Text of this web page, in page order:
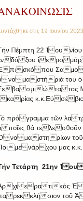
στις 19 Ιουνίου 2023
Πέμπτη 22 Ἰου
δόξου ἱερο
πισκόπου Σαμο
νομαστήριά του
βασμιώτατος
καρίας κ.κ.Εὐσέ
πρόγραμμα τῶν λα
ποῖες θά τελεσθοῦν
νομαστηρίων
μενάρχου μας
Τετάρτη 21ην Ἰου
χιερατικός Ἑ
ρεκκλήσιον τοῦ